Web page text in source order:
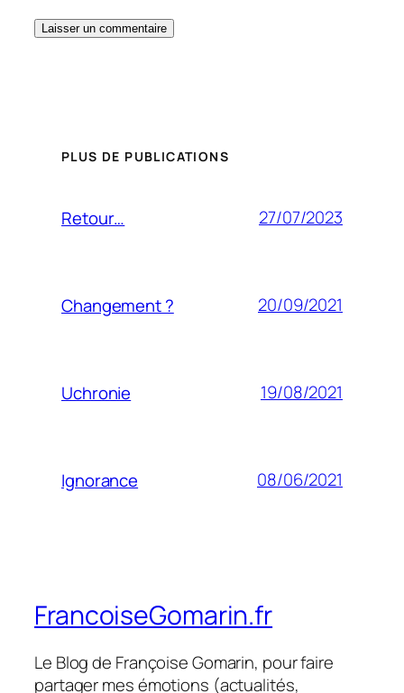
PLUS DE PUBLICATIONS
Retour… 27/07/2023
Changement ? 20/09/2021
Uchronie 19/08/2021
Ignorance 08/06/2021
FrancoiseGomarin.fr
Le Blog de Françoise Gomarin, pour faire
partager mes émotions (actualités,